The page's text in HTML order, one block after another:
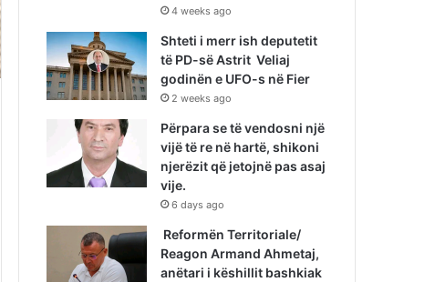
4 weeks ago
Shteti i merr ish deputetit
të PD-së Astrit Veliaj
godinën e UFO-s në Fier
2 weeks ago
Përpara se të vendosni një
vijë të re në hartë, shikoni
njerëzit që jetojnë pas asaj
vije.
6 days ago
Reformën Territoriale/
Reagon Armand Ahmetaj,
anëtari i këshillit bashkiak